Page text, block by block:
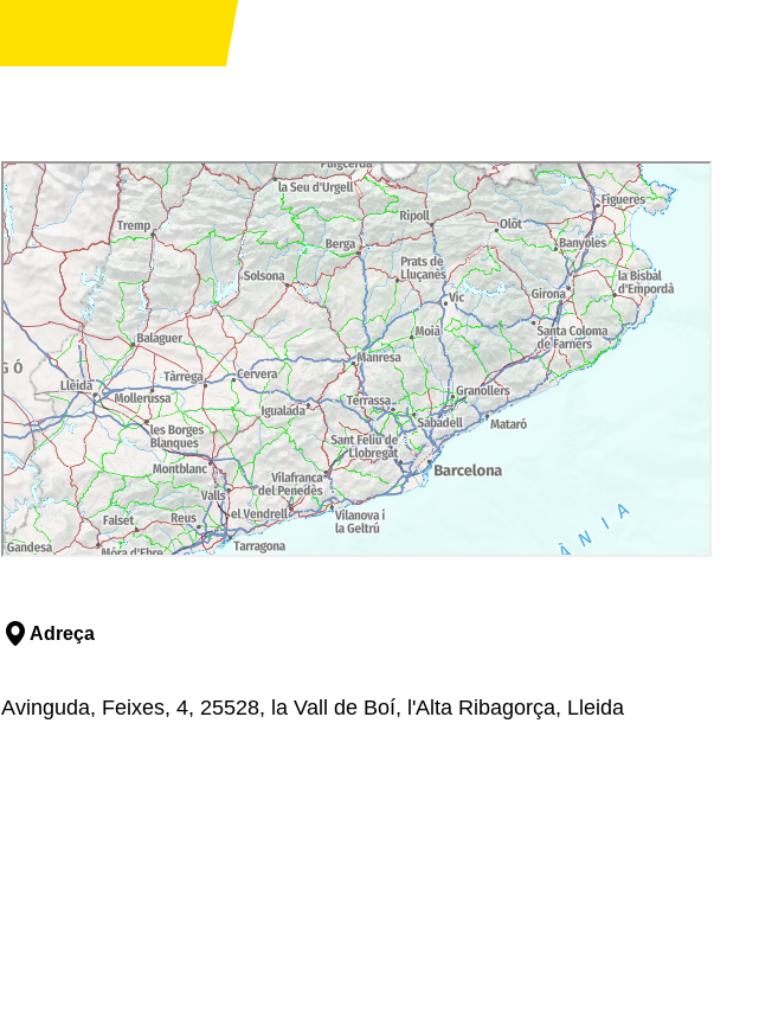
Adreça
Avinguda, Feixes, 4, 25528, la Vall de Boí, l'Alta Ribagorça, Lleida